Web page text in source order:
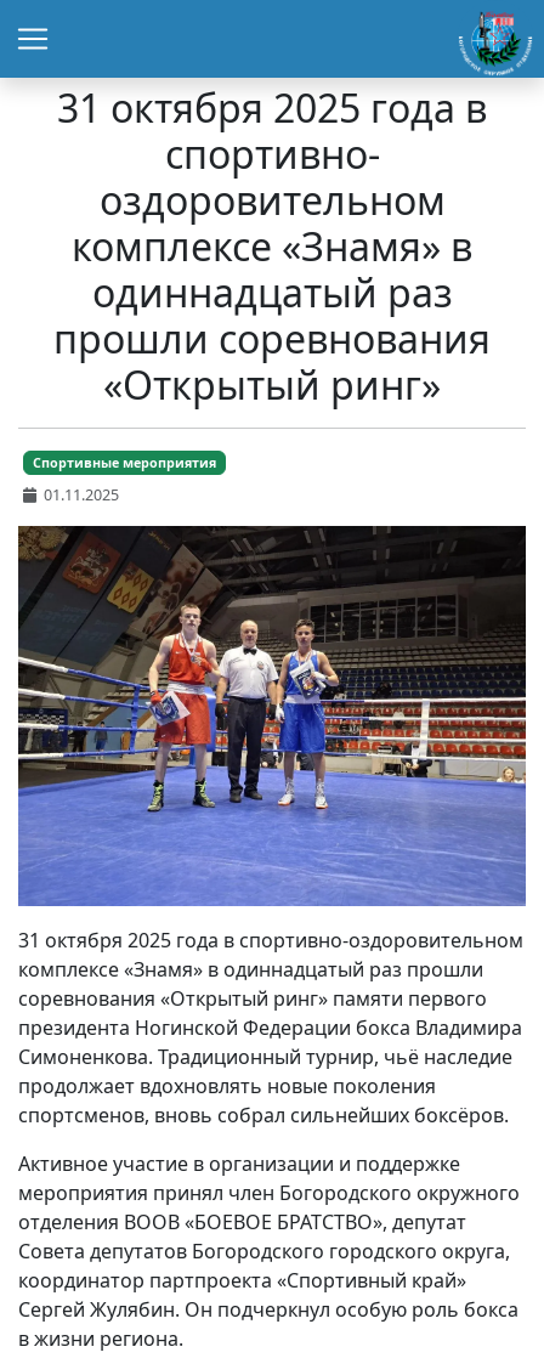
31 октября 2025 года в
спортивно-
оздоровительном
комплексе «Знамя» в
одиннадцатый раз
прошли соревнования
«Открытый ринг»
Спортивные мероприятия
01.11.2025
31 октября 2025 года в спортивно-оздоровительном
комплексе «Знамя» в одиннадцатый раз прошли
соревнования «Открытый ринг» памяти первого
президента Ногинской Федерации бокса Владимира
Симоненкова. Традиционный турнир, чьё наследие
продолжает вдохновлять новые поколения
спортсменов, вновь собрал сильнейших боксёров.
Активное участие в организации и поддержке
мероприятия принял член Богородского окружного
отделения ВООВ «БОЕВОЕ БРАТСТВО», депутат
Совета депутатов Богородского городского округа,
координатор партпроекта «Спортивный край»
Сергей Жулябин. Он подчеркнул особую роль бокса
в жизни региона.